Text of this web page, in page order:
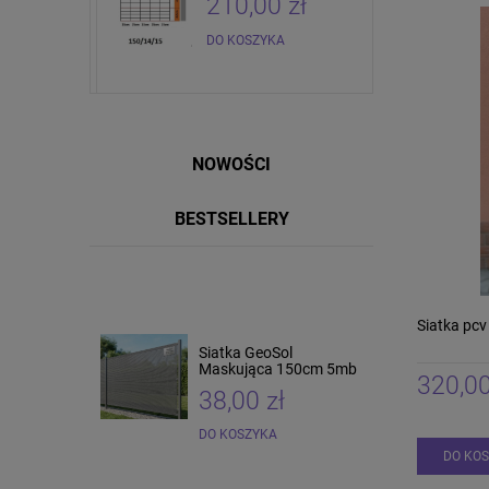
DO KOSZYKA
NOWOŚCI
BESTSELLERY
Siatka GeoSol
Maskująca 150cm 5mb
38,00 zł
DO KOSZYKA
Siatka pcv 150cm 25 mb
165,00 zł
DO KOSZYKA
Siatka
DO